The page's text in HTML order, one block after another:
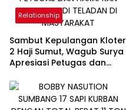
Relationship
Sambut Kepulangan Kloter
2 Haji Sumut, Wagub Surya
Apresiasi Petugas dan
Teladan di Masyarakat